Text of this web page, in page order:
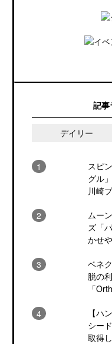
記事
デイリー
スピ
グル
川崎
ムー
ズ「
かせ
ベネ
脱の
「
【ハ
シー
取得